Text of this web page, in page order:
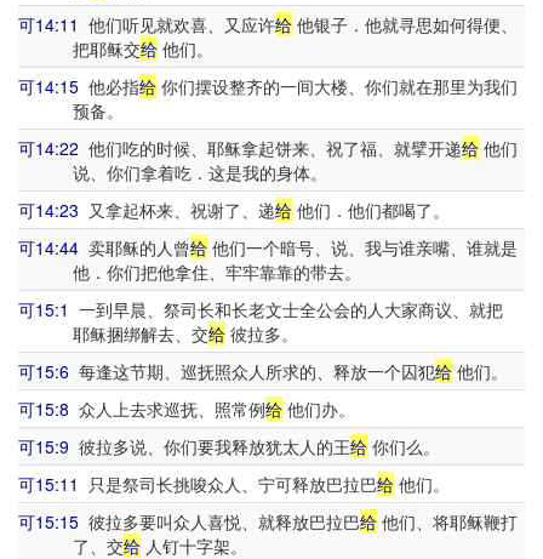
可14:11 他们听见就欢喜、又应许给 他银子．他就寻思如何得便、
把耶稣交给他们。
可14:15 他必指给 你们摆设整齐的一间大楼、你们就在那里为我们
预备。
可14:22 他们吃的时候、耶稣拿起饼来、祝了福、就擘开递给 他们
说、你们拿着吃．这是我的身体。
可14:23 又拿起杯来、祝谢了、递给 他们．他们都喝了。
可14:44 卖耶稣的人曾给 他们一个暗号、说、我与谁亲嘴、谁就是
他．你们把他拿住、牢牢靠靠的带去。
可15:1 一到早晨、祭司长和长老文士全公会的人大家商议、就把
耶稣捆绑解去、交给彼拉多。
可15:6 每逢这节期、巡抚照众人所求的、释放一个囚犯给 他们。
可15:8 众人上去求巡抚、照常例给 他们办。
可15:9 彼拉多说、你们要我释放犹太人的王给 你们么。
可15:11 只是祭司长挑唆众人、宁可释放巴拉巴给 他们。
可15:15 彼拉多要叫众人喜悦、就释放巴拉巴给 他们、将耶稣鞭打
了、交给人钉十字架。